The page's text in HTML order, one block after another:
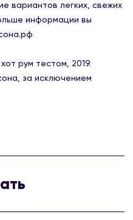
вариантов легких, свежих
информации вы
рум тестом, 2019.
за исключением
PPG-14 Butyl
Hydrogenated Castor Oil,